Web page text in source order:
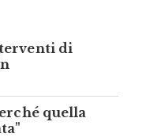
di
quella